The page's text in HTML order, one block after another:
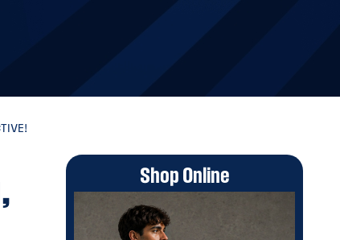
Shop Online